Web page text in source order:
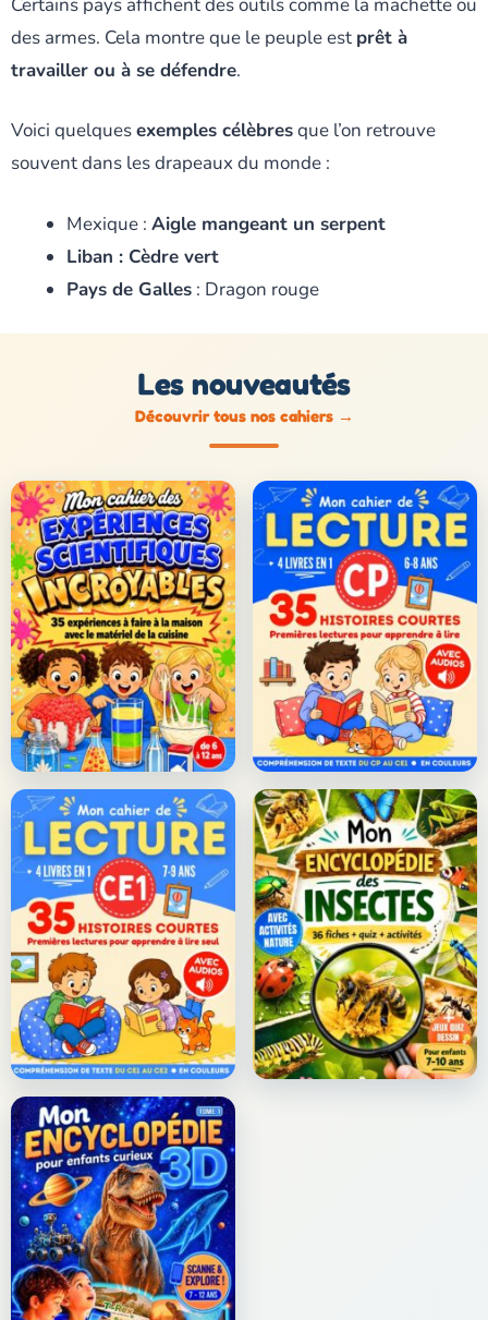
des armes. Cela montre que le peuple est prêt à
travailler ou à se défendre.
Voici quelquesexemples célèbresque l’on retrouve
souvent dans les drapeaux du monde :
Mexique : Aigle mangeant un serpent
Liban : Cèdre vert
Pays de Galles : Dragon rouge
Les nouveautés
Découvrir tous nos cahiers →